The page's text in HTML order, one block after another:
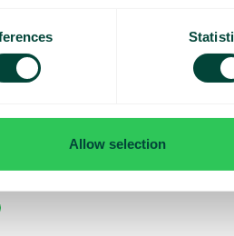
Allow selection
Frontdesk Telavox har